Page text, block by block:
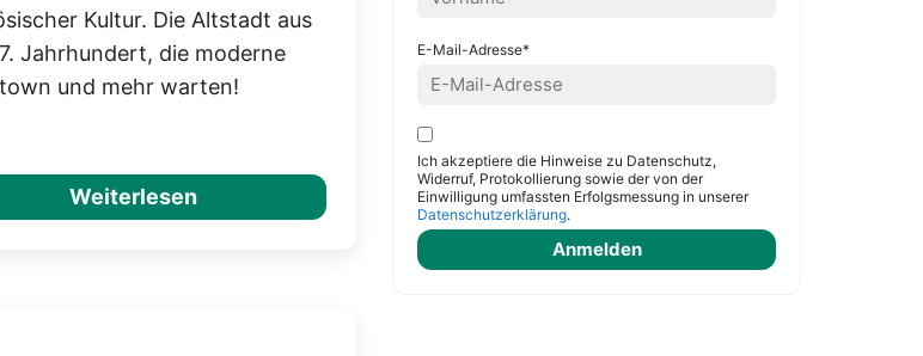
Kultur. Die Altstadt aus
Jahrhundert, die moderne
und mehr warten!
Weiterlesen
E-Mail-Adresse*
Ich akzeptiere die Hinweise zu Datenschutz,
Widerruf, Protokollierung sowie der von der
Einwilligung umfassten Erfolgsmessung in unserer
Datenschutzerklärung.